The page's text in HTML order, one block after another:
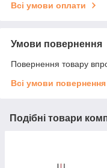
Всі умови оплати
Умови повернення
Повернення товару
Всі умови повернення
Подібні товари